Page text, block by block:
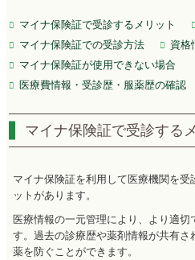
マイナ保険証で受診するメリット
マイナ保険証での受診方法
資格
マイナ保険証が使用できない場合
医療費情報・受診歴・服薬歴の確認
マイナ保険証で受診する
マイナ保険証を利用して医療機関を受
ットがあります。
医療情報の一元管理により、より適切
す。過去の診療歴や薬剤情報が共有
薬を防ぐことができます。